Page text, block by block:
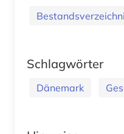
Schlagwörter
Dänemark